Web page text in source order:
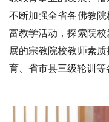
不断加强全省各佛教
富教学活动，探索院
展的宗教院校教师素
育、省市县三级轮训等